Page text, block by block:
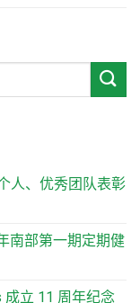
人、优秀团队表彰
南部第一期定期健
成立 11 周年纪念